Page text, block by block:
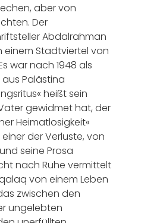
aber von
Der
Abdalrahman
einem Stadtviertel von
war nach 1948 als
Palästina
heißt sein
gewidmet hat, der
Heimatlosigkeit«
der Verluste, von
seine Prosa
nach Ruhe vermittelt
von einem Leben
zwischen den
ungelebten